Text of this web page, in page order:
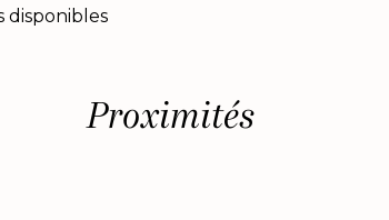
disponibles
Proximités